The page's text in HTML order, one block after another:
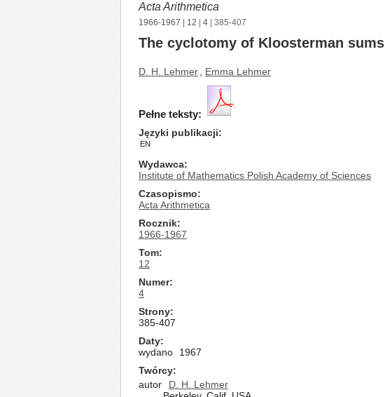
Acta Arithmetica
1966-1967 12 4 | 385-407
The cyclotomy of Kloosterman sums
D. H. Lehmer Emma Lehmer
Pełne teksty:
Języki publikacji
EN
Wydawca
Institute of Mathematics Polish Academy of Sciences
Czasopismo
Acta Arithmetica
Rocznik
1966-1967
Tom
12
Numer
4
Strony
385-407
Daty
wydano
1967
Twórcy
autor
D. H. Lehmer